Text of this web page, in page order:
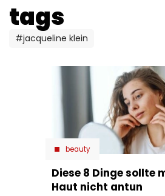
beauty
Diese 8 Dinge sollte
Haut nicht antun
tags
#jacqueline klein